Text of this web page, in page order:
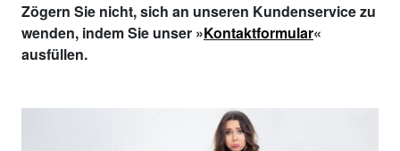
Zögern Sie nicht, sich an unseren Kundenservice zu
wenden, indem Sie unser »Kontaktformular«
ausfüllen.